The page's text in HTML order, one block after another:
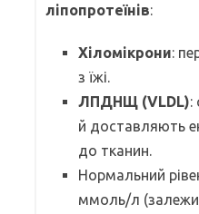
ліпопротеїнів:
Хіломікрони:
з їжі.
ЛПДНЩ (VLDL):
й доставляють
до тканин.
Нормальний
ммоль/л